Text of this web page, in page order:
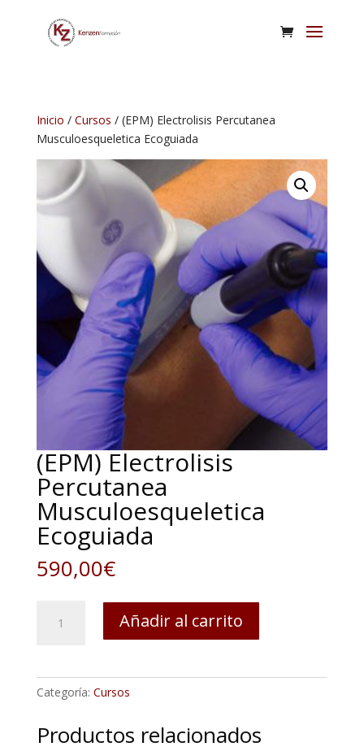
Inicio / Cursos / (EPM) Electrolisis Percutanea
Musculoesqueletica Ecoguiada
(EPM) Electrolisis
Percutanea
Musculoesqueletica
Ecoguiada
590,00€
Electrolisis
Ecoguiada
cantidad
Añadir al carrito
Categoría: Cursos
Productos relacionados